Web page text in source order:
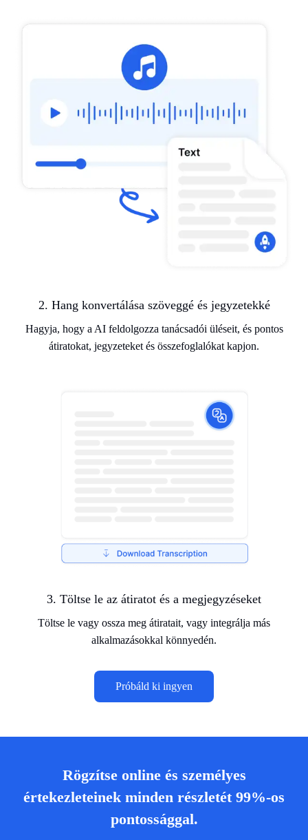
2. Hang konvertálása szöveggé és jegyzetekké
Hagyja, hogy a AI feldolgozza tanácsadói üléseit, és pontos
átiratokat, jegyzeteket és összefoglalókat kapjon.
3. Töltse le az átiratot és a megjegyzéseket
Töltse le vagy ossza meg átiratait, vagy integrálja más
alkalmazásokkal könnyedén.
Próbáld ki ingyen
Rögzítse online és személyes
értekezleteinek minden részletét 99%-os
pontossággal.